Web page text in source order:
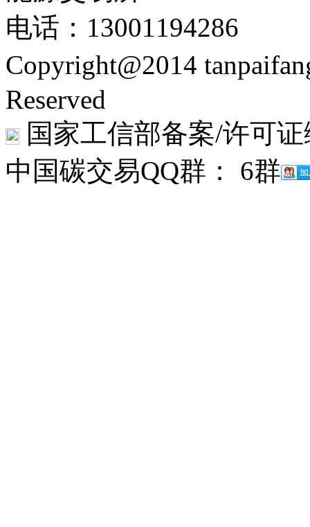
电话：13001194286
Copyright@2014
Reserved
国家工信部备案/许可
中国碳交易QQ群： 6群